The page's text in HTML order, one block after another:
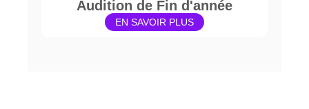
Audition de Fin d'année
EN SAVOIR PLUS